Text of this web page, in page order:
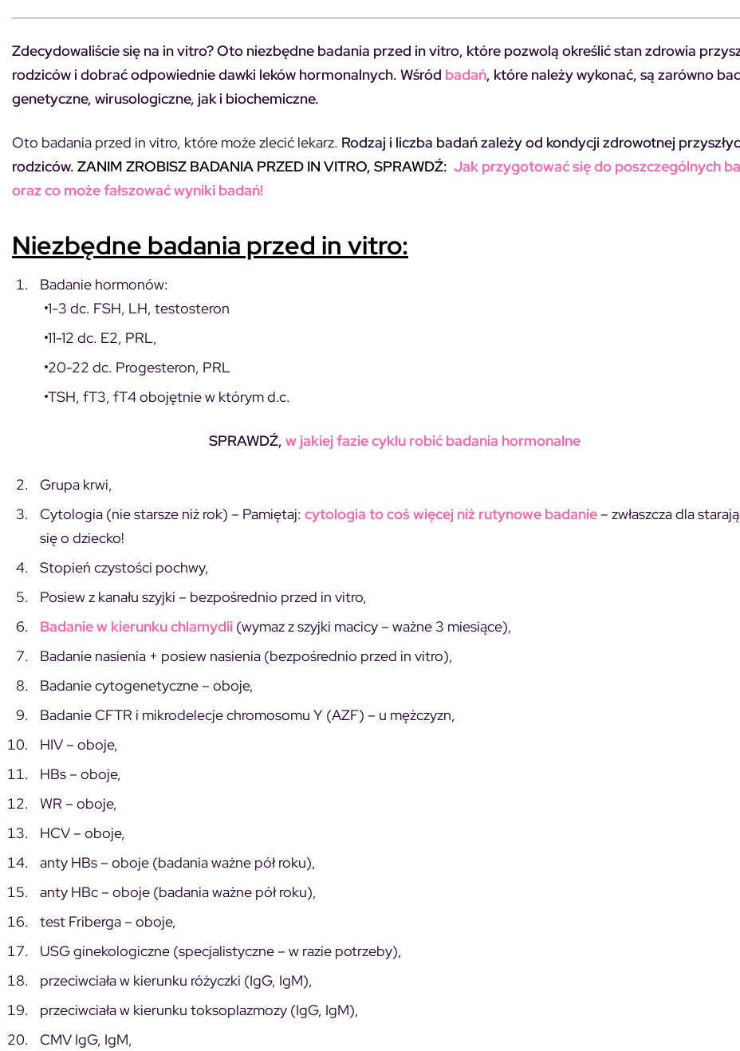
Zdecydowaliście się na in vitro? Oto niezbędne badania przed in vitro, które pozwolą określić stan zdrowia
rodziców i dobrać odpowiednie dawki leków hormonalnych. Wśród badań, które należy wykonać, są zarówno
genetyczne, wirusologiczne, jak i biochemiczne.
Oto badania przed in vitro, które może zlecić lekarz. Rodzaj i liczba badań zależy od kondycji zdrowotnej
rodziców. ZANIM ZROBISZ BADANIA PRZED IN VITRO, SPRAWDŹ: Jak przygotować się do poszczególnych
oraz co może fałszować wyniki badań!
Niezbędne badania przed in vitro:
Badanie hormonów:
1-3 dc. FSH, LH, testosteron
11-12 dc. E2, PRL,
20-22 dc. Progesteron, PRL
TSH, fT3, fT4 obojętnie w którym d.c.
SPRAWDŹ, w jakiej fazie cyklu robić badania hormonalne
Grupa krwi,
Cytologia (nie starsze niż rok) – Pamiętaj: cytologia to coś więcej niż rutynowe badanie – zwłaszcza dla
się o dziecko!
Stopień czystości pochwy,
Posiew z kanału szyjki – bezpośrednio przed in vitro,
Badanie w kierunku chlamydii (wymaz z szyjki macicy – ważne 3 miesiące),
Badanie nasienia + posiew nasienia (bezpośrednio przed in vitro),
Badanie cytogenetyczne – oboje,
Badanie CFTR i mikrodelecje chromosomu Y (AZF) – u mężczyzn,
HIV – oboje,
HBs – oboje,
WR – oboje,
HCV – oboje,
anty HBs – oboje (badania ważne pół roku),
anty HBc – oboje (badania ważne pół roku),
test Friberga – oboje,
USG ginekologiczne (specjalistyczne – w razie potrzeby),
przeciwciała w kierunku różyczki (IgG, IgM),
przeciwciała w kierunku toksoplazmozy (IgG, IgM),
CMV IgG, IgM,